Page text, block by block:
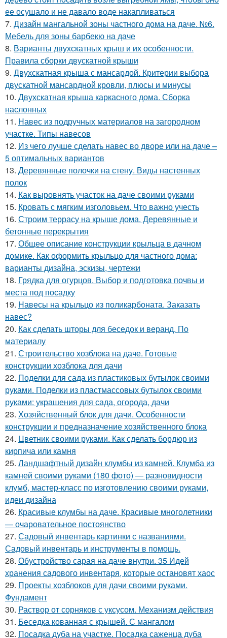
ее осушало и не давало воде накапливаться
7. Дизайн мангальной зоны частного дома на даче. №6.
Мебель для зоны барбекю на даче
8. Варианты двухскатных крыш и их особенности.
Правила сборки двускатной крыши
9. Двухскатная крыша с мансардой. Критерии выбора
двускатной мансардной кровли, плюсы и минусы
10. Двухскатная крыша каркасного дома. Сборка
наслонных
11. Навес из подручных материалов на загородном
участке. Типы навесов
12. Из чего лучше сделать навес во дворе или на даче –
5 оптимальных вариантов
13. Деревянные полочки на стену. Виды настенных
полок
14. Как выровнять участок на даче своими руками
15. Кровать с мягким изголовьем. Что важно учесть
16. Строим террасу на крыше дома. Деревянные и
бетонные перекрытия
17. Общее описание конструкции крыльца в дачном
домике. Как оформить крыльцо для частного дома:
варианты дизайна, эскизы, чертежи
18. Грядка для огурцов. Выбор и подготовка почвы и
места под посадку
19. Навесы на крыльцо из поликарбоната. Заказать
навес?
20. Как сделать шторы для беседок и веранд. По
материалу
21. Строительство хозблока на даче. Готовые
конструкции хозблока для дачи
22. Поделки для сада из пластиковых бутылок своими
руками. Поделки из пластмассовых бутылок своими
руками: украшения для сада, огорода, дачи
23. Хозяйственный блок для дачи. Особенности
конструкции и предназначение хозяйственного блока
24. Цветник своими руками. Как сделать бордюр из
кирпича или камня
25. Ландшафтный дизайн клумбы из камней. Клумба из
камней своими руками (180 фото) — разновидности
клумб, мастер-класс по изготовлению своими руками,
идеи дизайна
26. Красивые клумбы на даче. Красивые многолетники
— очаровательное постоянство
27. Садовый инвентарь картинки с названиями.
Садовый инвентарь и инструменты в помощь.
28. Обустройство сарая на даче внутри. 35 Идей
хранения садового инвентаря, которые остановят хаос
29. Проекты хозблоков для дачи своими руками.
Фундамент
30. Раствор от сорняков с уксусом. Механизм действия
31. Беседка кованная с крышей. С мангалом
32. Посадка дуба на участке. Посадка саженца дуба